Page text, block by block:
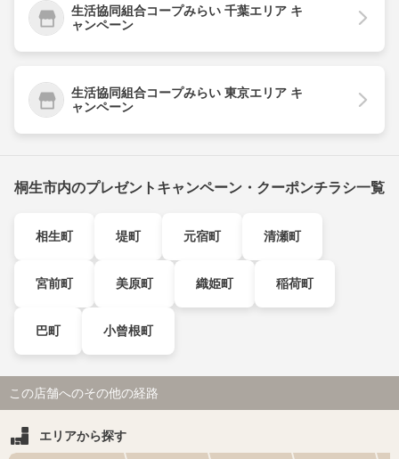
生活協同組合コープみらい 千葉エリア キ
ャンペーン
生活協同組合コープみらい 東京エリア キ
ャンペーン
桐生市内のプレゼントキャンペーン・クーポンチラシ一覧
相生町 堤町 元宿町 清瀬町
宮前町 美原町 織姫町 稲荷町
巴町 小曾根町
この店舗へのその他の経路
エリアから探す